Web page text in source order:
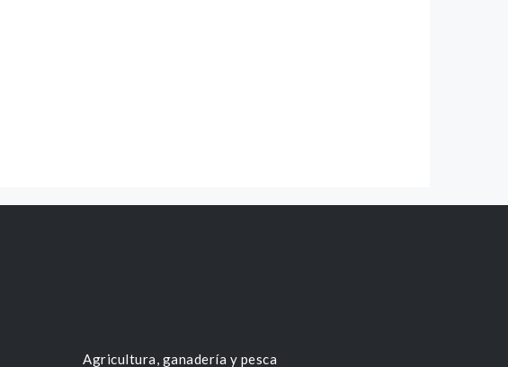
Agricultura, ganadería y pesca